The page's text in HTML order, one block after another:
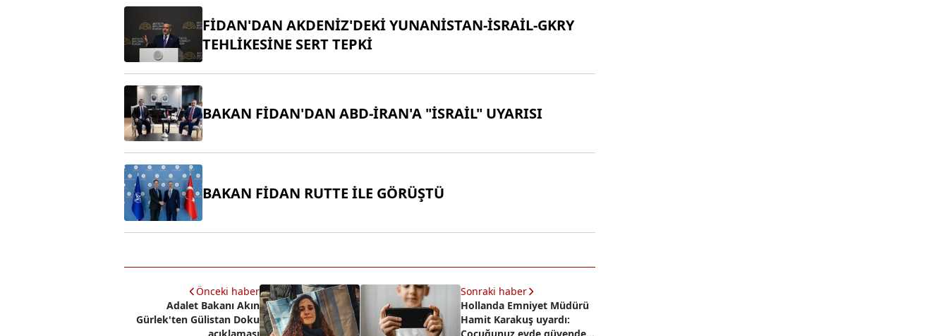
FİDAN'DAN AKDENİZ'DEKİ YUNANİSTAN-İSRAİL-GKRY
TEHLİKESİNE SERT TEPKİ
BAKAN FİDAN'DAN ABD-İRAN'A "İSRAİL" UYARISI
BAKAN FİDAN RUTTE İLE GÖRÜŞTÜ
Önceki haber
Adalet Bakanı Akın
Gürlek'ten Gülistan Doku
açıklaması
Sonraki haber
Hollanda Emniyet Müdürü
Hamit Karakuş uyardı:
Çocuğunuz evde güvende